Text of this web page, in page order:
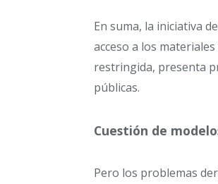
En suma, la iniciativa
acceso a los
restringida, presenta
públicas.
Cuestión de
Pero los problemas